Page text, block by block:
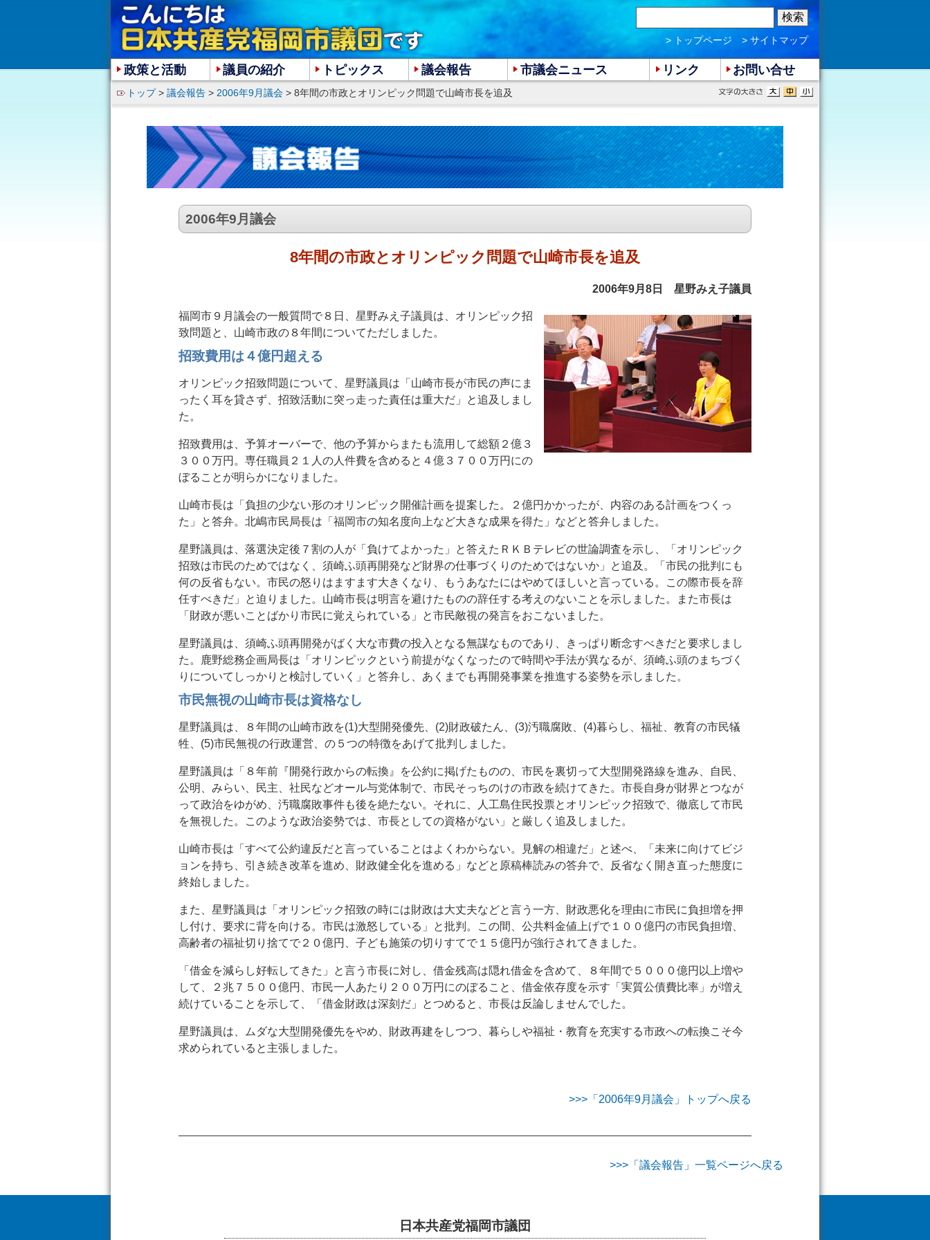
トップ> 議会報告 > 2006年9月議会 > 8年間の市政とオリンピック問題で山崎市長を追及
大 中 小
2006年9月議会
8年間の市政とオリンピック問題で山崎市長を追及
2006年9月8日 星野みえ子議員
福岡市９月議会の一般質問で８日、星野みえ子議員は、オリンピック招
致問題と、山崎市政の８年間についてただしました。
招致費用は４億円超える
オリンピック招致問題について、星野議員は「山崎市長が市民の声にま
ったく耳を貸さず、招致活動に突っ走った責任は重大だ」と追及しまし
た。
招致費用は、予算オーバーで、他の予算からまたも流用して総額２億３
３００万円。専任職員２１人の人件費を含めると４億３７００万円にの
ぼることが明らかになりました。
山崎市長は「負担の少ない形のオリンピック開催計画を提案した。２億円かかったが、内容のある計画をつくっ
た」と答弁。北嶋市民局長は「福岡市の知名度向上など大きな成果を得た」などと答弁しました。
星野議員は、落選決定後７割の人が「負けてよかった」と答えたＲＫＢテレビの世論調査を示し、「オリンピック
招致は市民のためではなく、須崎ふ頭再開発など財界の仕事づくりのためではないか」と追及。「市民の批判にも
何の反省もない。市民の怒りはますます大きくなり、もうあなたにはやめてほしいと言っている。この際市長を辞
任すべきだ」と迫りました。山崎市長は明言を避けたものの辞任する考えのないことを示しました。また市長は
「財政が悪いことばかり市民に覚えられている」と市民敵視の発言をおこないました。
星野議員は、須崎ふ頭再開発がばく大な市費の投入となる無謀なものであり、きっぱり断念すべきだと要求しまし
た。鹿野総務企画局長は「オリンピックという前提がなくなったので時間や手法が異なるが、須崎ふ頭のまちづく
りについてしっかりと検討していく」と答弁し、あくまでも再開発事業を推進する姿勢を示しました。
市民無視の山崎市長は資格なし
星野議員は、８年間の山崎市政を(1)大型開発優先、(2)財政破たん、(3)汚職腐敗、(4)暮らし、福祉、教育の市民犠
牲、(5)市民無視の行政運営、の５つの特徴をあげて批判しました。
星野議員は「８年前『開発行政からの転換』を公約に掲げたものの、市民を裏切って大型開発路線を進み、自民、
公明、みらい、民主、社民などオール与党体制で、市民そっちのけの市政を続けてきた。市長自身が財界とつなが
って政治をゆがめ、汚職腐敗事件も後を絶たない。それに、人工島住民投票とオリンピック招致で、徹底して市民
を無視した。このような政治姿勢では、市長としての資格がない」と厳しく追及しました。
山崎市長は「すべて公約違反だと言っていることはよくわからない。見解の相違だ」と述べ、「未来に向けてビジ
ョンを持ち、引き続き改革を進め、財政健全化を進める」などと原稿棒読みの答弁で、反省なく開き直った態度に
終始しました。
また、星野議員は「オリンピック招致の時には財政は大丈夫などと言う一方、財政悪化を理由に市民に負担増を押
し付け、要求に背を向ける。市民は激怒している」と批判。この間、公共料金値上げで１００億円の市民負担増、
高齢者の福祉切り捨てで２０億円、子ども施策の切りすてで１５億円が強行されてきました。
「借金を減らし好転してきた」と言う市長に対し、借金残高は隠れ借金を含めて、８年間で５０００億円以上増や
して、２兆７５００億円、市民一人あたり２００万円にのぼること、借金依存度を示す「実質公債費比率」が増え
続けていることを示して、「借金財政は深刻だ」とつめると、市長は反論しませんでした。
星野議員は、ムダな大型開発優先をやめ、財政再建をしつつ、暮らしや福祉・教育を充実する市政への転換こそ今
求められていると主張しました。
>>>「2006年9月議会」トップへ戻る
>>>「議会報告」一覧ページへ戻る
政策と活動 議員の紹介 トピックス 議会報告 市議会ニュース リンク お問い合せ
> トップページ > サイトマップ
日本共産党福岡市議団